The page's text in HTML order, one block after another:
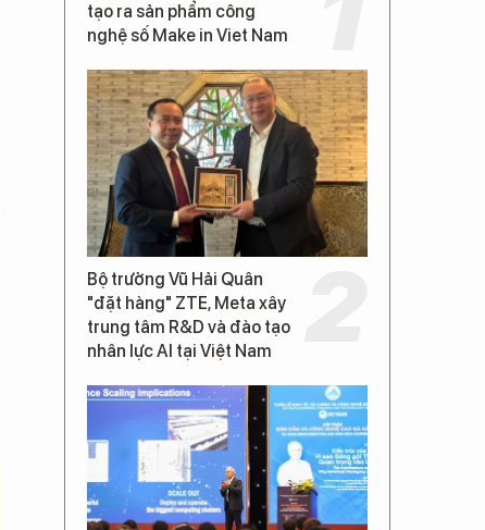
tạo ra sản phẩm công
nghệ số Make in Viet Nam
Bộ trưởng Vũ Hải Quân
"đặt hàng" ZTE, Meta xây
trung tâm R&D và đào tạo
nhân lực AI tại Việt Nam